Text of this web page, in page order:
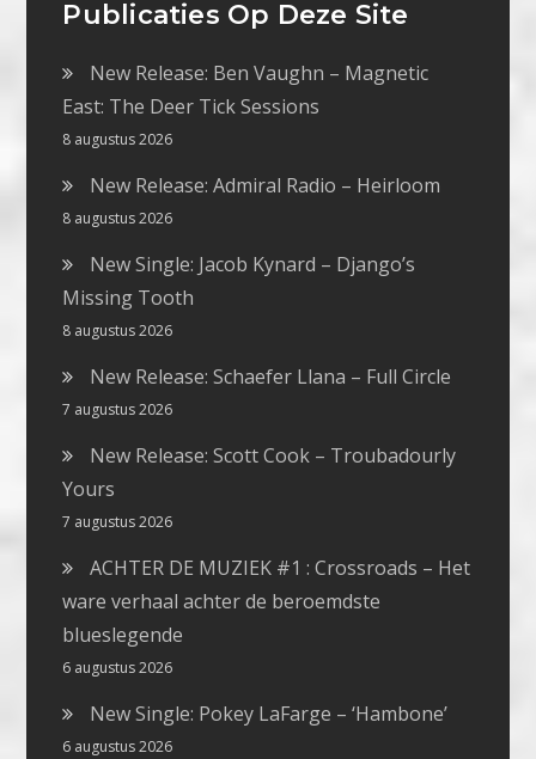
Publicaties Op Deze Site
New Release: Ben Vaughn – Magnetic
East: The Deer Tick Sessions
8 augustus 2026
New Release: Admiral Radio – Heirloom
8 augustus 2026
New Single: Jacob Kynard – Django’s
Missing Tooth
8 augustus 2026
New Release: Schaefer Llana – Full Circle
7 augustus 2026
New Release: Scott Cook – Troubadourly
Yours
7 augustus 2026
ACHTER DE MUZIEK #1 : Crossroads – Het
ware verhaal achter de beroemdste
blueslegende
6 augustus 2026
New Single: Pokey LaFarge – ‘Hambone’
6 augustus 2026